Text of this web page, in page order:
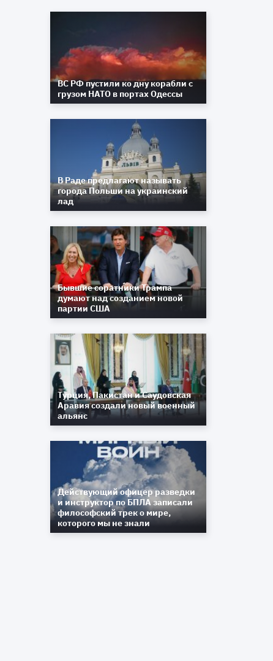
ВС РФ пустили ко дну корабли с
грузом НАТО в портах Одессы
В Раде предлагают называть
города Польши на украинский
лад
Бывшие соратники Трампа
думают над созданием новой
партии США
Турция, Пакистан и Саудовская
Аравия создали новый военный
альянс
Действующий офицер разведки
и инструктор по БПЛА записали
философский трек о мире,
которого мы не знали